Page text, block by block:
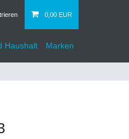
0,00 EUR
Haushalt Marken